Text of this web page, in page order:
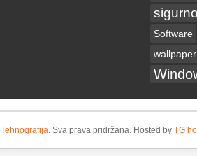
Software
wallpaper
Tehnografija. Sva prava pridržana. Hosted by TG